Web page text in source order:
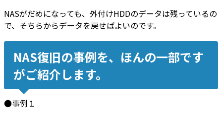
NASがだめになっても、外付けHDDのデータは残っているの
で、そちらからデータを戻せばよいのです。
NAS復旧の事例を、ほんの一部です
がご紹介します。
●事例１